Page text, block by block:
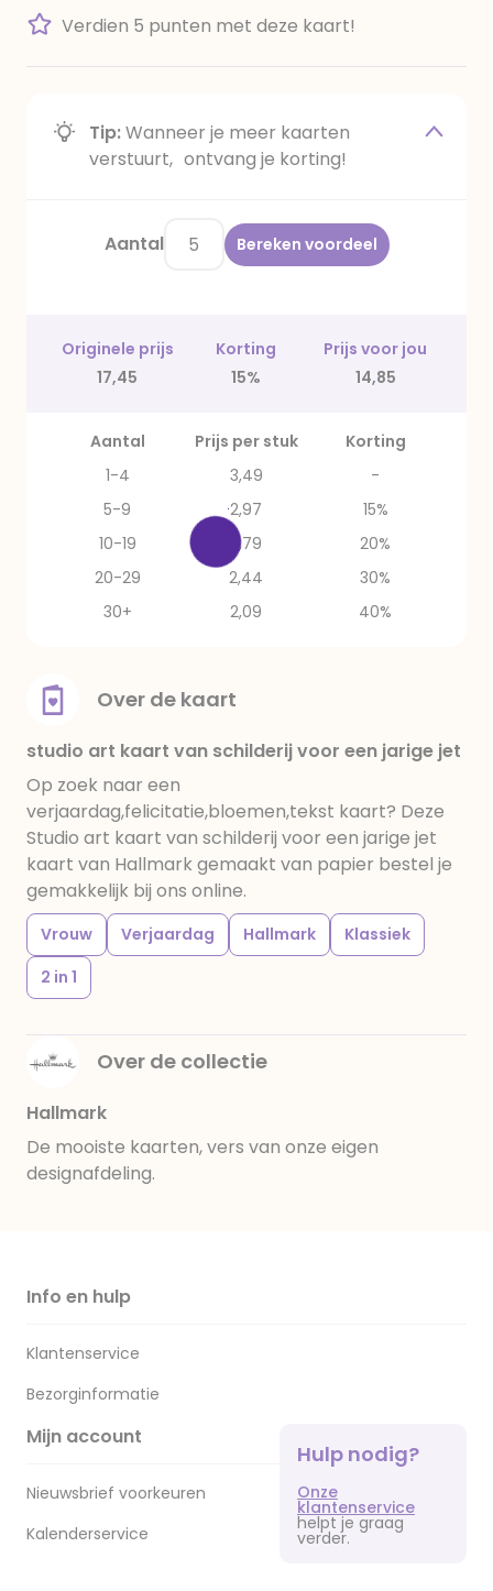
Verdien 5 punten met deze kaart!
Tip:Wanneer je meer kaarten
verstuurt, ontvang je korting!
Aantal Bereken voordeel
Originele prijs Korting
Prijs voor jou
17,45
15% 14,85
Aantal Prijs per stuk
Korting
1-4
3,49
-
5-9
2,97
15%
10-19
2,79
20%
20-29
2,44
30%
30+
2,09 40%
Over de kaart
studio art kaart van schilderij voor een jarige jet
Op zoek naar een
verjaardag,felicitatie,bloemen,tekst kaart? Deze
Studio art kaart van schilderij voor een jarige jet
kaart van Hallmark gemaakt van papier bestel je
gemakkelijk bij ons online.
Vrouw Verjaardag Hallmark
Klassiek
2 in 1
Over de collectie
Hallmark
De mooiste kaarten, vers van onze eigen
designafdeling.
Info en hulp
Klantenservice
Bezorginformatie
Mijn account
Nieuwsbrief voorkeuren
Kalenderservice
Hulp nodig?
Onze
klantenservice
helpt je graag
verder.